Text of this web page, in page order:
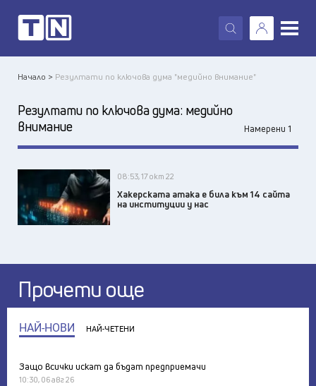
X
Начало > Резултати по ключова дума "медийно внимание"
Резултати по ключова дума: медийно
внимание
Намерени 1
08:53, 17 окт 22
Хакерската атака е била към 14 сайта
на институции у нас
Прочети още
НАЙ-НОВИ НАЙ-ЧЕТЕНИ
Защо всички искат да бъдат предприемачи
10:30, 06 авг 26